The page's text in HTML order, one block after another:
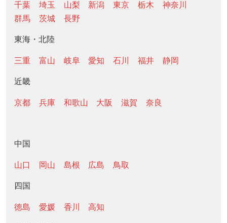
千葉 埼玉 山梨 新潟 東京 栃木
神奈川
群馬
茨城 長野
東海・北陸
三重 富山 岐阜 愛知 石川 福井 静岡
近畿
京都 兵庫 和歌山 大阪 滋賀 奈良
中国
山口 岡山 島根 広島 鳥取
四国
徳島 愛媛 香川 高知